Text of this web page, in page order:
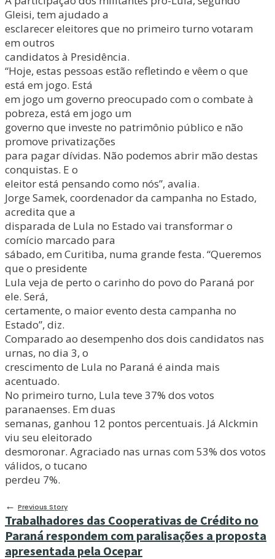
Gleisi, tem ajudado a
esclarecer eleitores que no primeiro turno votaram
em outros
candidatos à Presidência.
“Hoje, estas pessoas estão refletindo e vêem o que
está em jogo. Está
em jogo um governo preocupado com o combate à
pobreza, está em jogo um
governo que investe no patrimônio público e não
promove privatizações
para pagar dívidas. Não podemos abrir mão destas
conquistas. E o
eleitor está pensando como nós”, avalia.
Jorge Samek, coordenador da campanha no Estado,
acredita que a
disparada de Lula no Estado vai transformar o
comício marcado para
sábado, em Curitiba, numa grande festa. “Queremos
que o presidente
Lula veja de perto o carinho do povo do Paraná por
ele. Será,
certamente, o maior evento desta campanha no
Estado”, diz.
Comparado ao desempenho dos dois candidatos nas
urnas, no dia 3, o
crescimento de Lula no Paraná é ainda mais
acentuado.
No primeiro turno, Lula teve 37% dos votos
paranaenses. Em duas
semanas, ganhou 12 pontos percentuais. Já Alckmin
viu seu eleitorado
desmoronar. Agraciado nas urnas com 53% dos votos
válidos, o tucano
perdeu 7%.
← Previous Story
Trabalhadores das Cooperativas de Crédito no
Paraná respondem com paralisações a proposta
apresentada pela Ocepar